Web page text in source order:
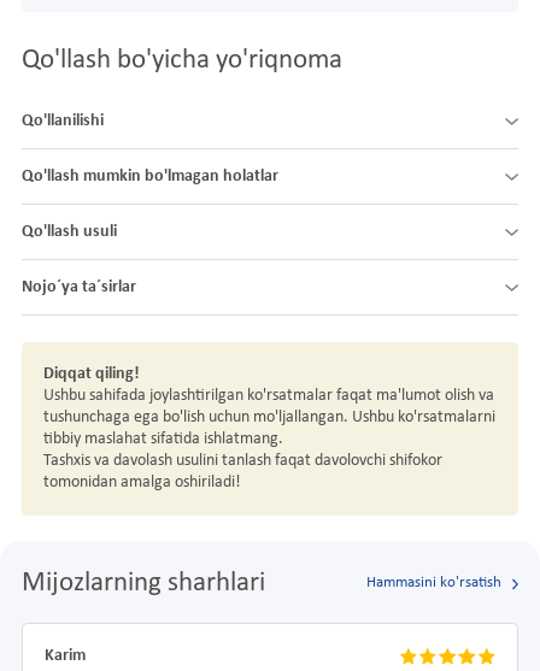
Qo'llash bo'yicha yo'riqnoma
Qo'llanilishi
Qo'llash mumkin bo'lmagan holatlar
Qo'llash usuli
Nojo´ya ta´sirlar
Diqqat qiling!
Ushbu sahifada joylashtirilgan ko'rsatmalar faqat ma'lumot olish va
tushunchaga ega bo'lish uchun mo'ljallangan. Ushbu ko'rsatmalarni
tibbiy maslahat sifatida ishlatmang.
Tashxis va davolash usulini tanlash faqat davolovchi shifokor
tomonidan amalga oshiriladi!
Mijozlarning sharhlari Hammasini ko'rsatish
Karim